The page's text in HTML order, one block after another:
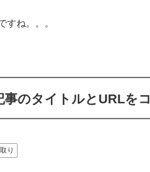
154
225
114
すね。。。
事のタイトルとURLを
り